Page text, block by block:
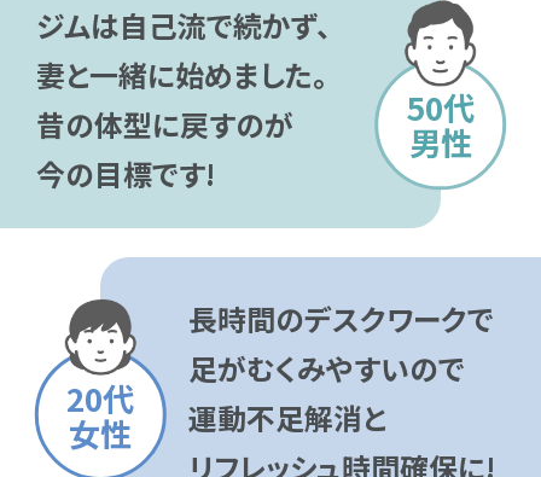
ジムは自己流で続かず、
妻と一緒に始めました。
昔の体型に戻すのが
今の目標です!
50代
男性
長時間のデスクワークで
足がむくみやすいので
運動不足解消と
リフレッシュ時間確保に!
20代
女性